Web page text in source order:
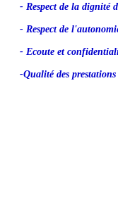
- Respect de la dignité
- Respect de
- Ecoute et
-Qualité des prestations